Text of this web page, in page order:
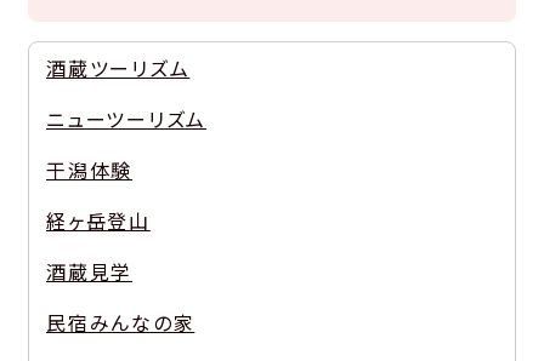
酒蔵ツーリズム
ニューツーリズム
干潟体験
経ヶ岳登山
酒蔵見学
民宿みんなの家